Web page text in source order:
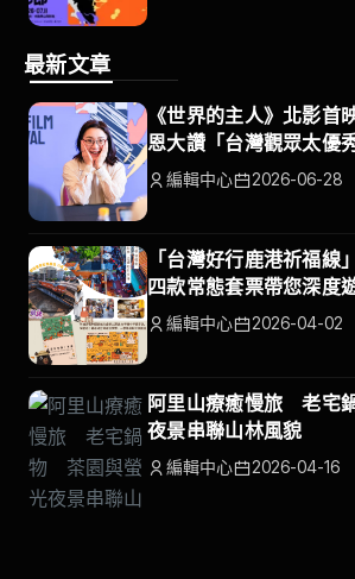
最新文章
《世界的主人》北影首
恩大讚「台灣觀眾太優秀
編輯中心 2026-06-28
「台灣好行鹿港祈福線
四款常態套票帶您深度
編輯中心 2026-04-02
阿里山療癒慢旅 老宅
夜景串聯山林風貌
編輯中心 2026-04-16